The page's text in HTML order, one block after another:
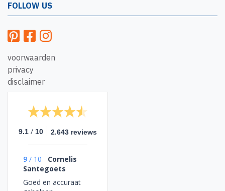
FOLLOW US
voorwaarden
privacy
disclaimer
9.1 / 10 2.643 reviews
9 / 10
Cornelis
Santegoets
Goed en accuraat